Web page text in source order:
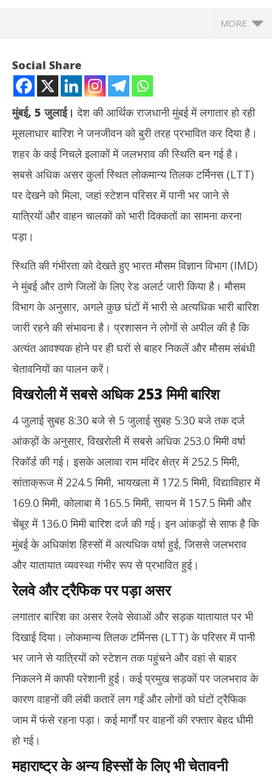
MORE
Mumbai Rain: मूसलाधार बारिश से मुंबई बेहाल, LTT स्टेशन जलमग्न,
IMD का रेड अलर्ट जारी
July
5,
2026
Social Share
मुंबई, 5 जुलाई। देश की आर्थिक राजधानी मुंबई में लगातार हो रही
मूसलाधार बारिश ने जनजीवन को बुरी तरह प्रभावित कर दिया है।
शहर के कई निचले इलाकों में जलभराव की स्थिति बन गई है।
सबसे अधिक असर कुर्ला स्थित लोकमान्य तिलक टर्मिनस (LTT)
पर देखने को मिला, जहां स्टेशन परिसर में पानी भर जाने से
यात्रियों और वाहन चालकों को भारी दिक्कतों का सामना करना
पड़ा।
स्थिति की गंभीरता को देखते हुए भारत मौसम विज्ञान विभाग (IMD)
ने मुंबई और ठाणे जिलों के लिए रेड अलर्ट जारी किया है। मौसम
विभाग के अनुसार, अगले कुछ घंटों में भारी से अत्यधिक भारी बारिश
जारी रहने की संभावना है। प्रशासन ने लोगों से अपील की है कि
अत्यंत आवश्यक होने पर ही घरों से बाहर निकलें और मौसम संबंधी
चेतावनियों का पालन करें।
विखरोली में सबसे अधिक 253 मिमी बारिश
4 जुलाई सुबह 8:30 बजे से 5 जुलाई सुबह 5:30 बजे तक दर्ज
आंकड़ों के अनुसार, विखरोली में सबसे अधिक 253.0 मिमी वर्षा
रिकॉर्ड की गई। इसके अलावा राम मंदिर क्षेत्र में 252.5 मिमी,
सांताक्रूज में 224.5 मिमी, भायखला में 172.5 मिमी, विद्याविहार में
169.0 मिमी, कोलाबा में 165.5 मिमी, सायन में 157.5 मिमी और
चेंबूर में 136.0 मिमी बारिश दर्ज की गई। इन आंकड़ों से साफ है कि
मुंबई के अधिकांश हिस्सों में अत्यधिक वर्षा हुई, जिससे जलभराव
और यातायात व्यवस्था गंभीर रूप से प्रभावित हुई।
रेलवे और ट्रैफिक पर पड़ा असर
लगातार बारिश का असर रेलवे सेवाओं और सड़क यातायात पर भी
दिखाई दिया। लोकमान्य तिलक टर्मिनस (LTT) के परिसर में पानी
भर जाने से यात्रियों को स्टेशन तक पहुंचने और वहां से बाहर
निकलने में काफी परेशानी हुई। कई प्रमुख सड़कों पर जलभराव के
कारण वाहनों की लंबी कतारें लग गईं और लोगों को घंटों ट्रैफिक
जाम में फंसे रहना पड़ा। कई मार्गों पर वाहनों की रफ्तार बेहद धीमी
हो गई।
महाराष्ट्र के अन्य हिस्सों के लिए भी चेतावनी